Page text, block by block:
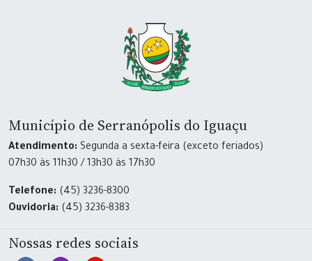
Município de Serranópolis do Iguaçu
Atendimento: Segunda a sexta-feira (exceto feriados)
07h30 às 11h30 / 13h30 às 17h30
Telefone: (45) 3236-8300
Ouvidoria: (45) 3236-8383
Nossas redes sociais